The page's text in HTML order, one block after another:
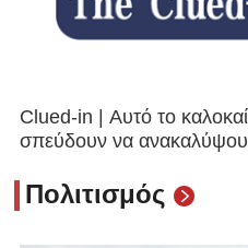
Clued-in | Αυτό το
σπεύδουν να
Πολιτισμός